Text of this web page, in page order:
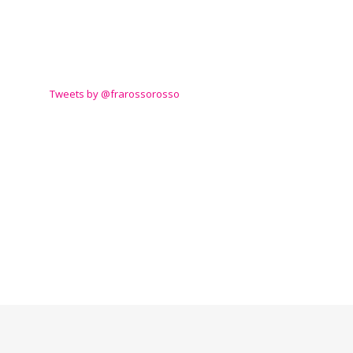
Tweets by @frarossorosso